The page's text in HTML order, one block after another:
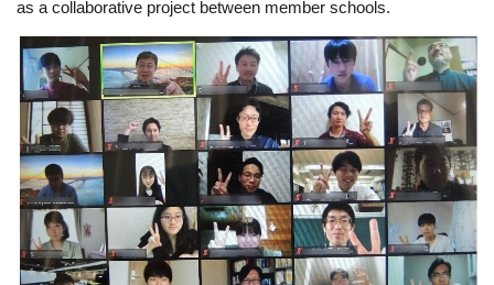
as a collaborative project between member schools.